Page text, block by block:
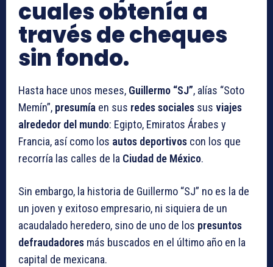
cuales obtenía a
través de cheques
sin fondo.
Hasta hace unos meses, Guillermo “SJ”, alías “Soto
Memín”, presumía en sus redes sociales sus viajes
alrededor del mundo: Egipto, Emiratos Árabes y
Francia, así como los autos deportivos con los que
recorría las calles de la Ciudad de México.
Sin embargo, la historia de Guillermo “SJ” no es la de
un joven y exitoso empresario, ni siquiera de un
acaudalado heredero, sino de uno de los presuntos
defraudadores más buscados en el último año en la
capital de mexicana.